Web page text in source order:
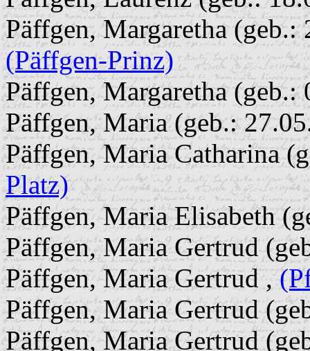
Päffgen, Margaretha
(Päffgen-Prinz)
Päffgen, Margaretha
Päffgen, Maria (geb.:
Päffgen, Maria Catharina
Platz)
Päffgen, Maria Elisabeth
Päffgen, Maria Gertrud
Päffgen, Maria Gertrud ,
Päffgen, Maria Gertrud
Päffgen, Maria Gertrud